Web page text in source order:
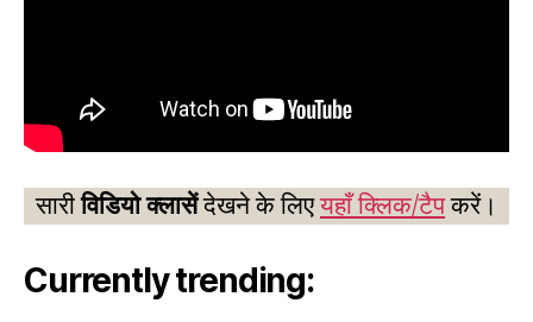
सारीविडियो क्लासेंदेखने के लिएयहाँ क्लिक/टैपकरें।
Currently trending: